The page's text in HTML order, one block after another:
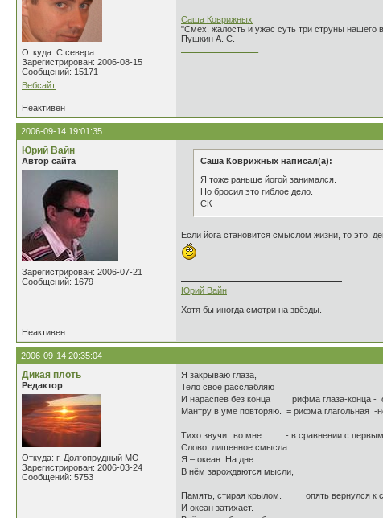
Откуда: С севера.
Зарегистрирован: 2006-08-15
Сообщений: 15171
Вебсайт
Саша Коврижных
"Смех, жалость и ужас суть три струны нашего
Пушкин А. С.
Неактивен
2006-09-14 19:01:35
Юрий Вайн
Автор сайта
Зарегистрирован: 2006-07-21
Сообщений: 1679
Саша Коврижных написал(а):
Я тоже раньше йогой занимался.
Но бросил это гиблое дело.
СК
Если йога становится смыслом жизни, то это,
Юрий Вайн
Хотя бы иногда смотри на звёзды.
Неактивен
2006-09-14 20:35:04
Дикая плоть
Редактор
Откуда: г. Долгопрудный МО
Зарегистрирован: 2006-03-24
Сообщений: 5753
Я закрываю глаза,
Тело своё расслабляю
И нараспев без конца рифма глаза-конца -
Мантру в уме повторяю. = рифма глагольная -
Тихо звучит во мне - в сравнении с первым
Слово, лишенное смысла.
Я – океан. На дне
В нём зарождаются мысли,
Память, стирая крылом. опять вернулся к
И океан затихает.